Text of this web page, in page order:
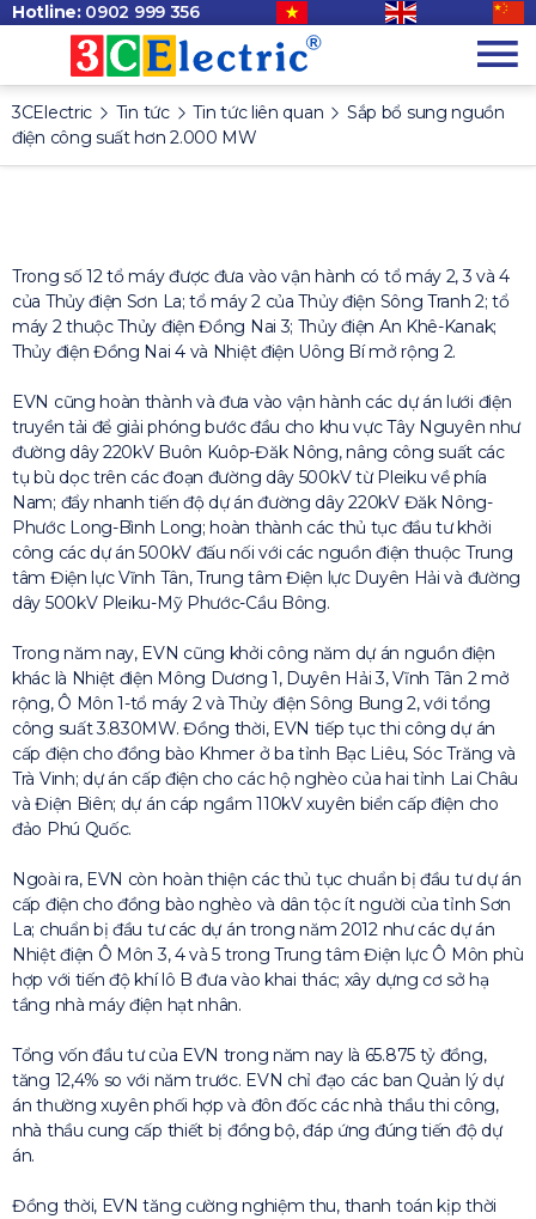
Hotline: 0902 999 356
3CElectric Tin tức Tin tức liên quan
Sắp bổ sung nguồn
điện công suất hơn 2.000 MW
Trong số 12 tổ máy được đưa vào vận hành có tổ máy 2, 3 và 4
của Thủy điện Sơn La; tổ máy 2 của Thủy điện Sông Tranh 2; tổ
máy 2 thuộc Thủy điện Đồng Nai 3; Thủy điện An Khê-Kanak;
Thủy điện Đồng Nai 4 và Nhiệt điện Uông Bí mở rộng 2.
EVN cũng hoàn thành và đưa vào vận hành các dự án lưới điện
truyền tải để giải phóng bước đầu cho khu vực Tây Nguyên như
đường dây 220kV Buôn Kuôp-Đăk Nông, nâng công suất các
tụ bù dọc trên các đoạn đường dây 500kV từ Pleiku về phía
Nam; đẩy nhanh tiến độ dự án đường dây 220kV Đăk Nông-
Phước Long-Bình Long; hoàn thành các thủ tục đầu tư khởi
công các dự án 500kV đấu nối với các nguồn điện thuộc Trung
tâm Điện lực Vĩnh Tân, Trung tâm Điện lực Duyên Hải và đường
dây 500kV Pleiku-Mỹ Phước-Cầu Bông.
Trong năm nay, EVN cũng khởi công năm dự án nguồn điện
khác là Nhiệt điện Mông Dương 1, Duyên Hải 3, Vĩnh Tân 2 mở
rộng, Ô Môn 1-tổ máy 2 và Thủy điện Sông Bung 2, với tổng
công suất 3.830MW. Đồng thời, EVN tiếp tục thi công dự án
cấp điện cho đồng bào Khmer ở ba tỉnh Bạc Liêu, Sóc Trăng và
Trà Vinh; dự án cấp điện cho các hộ nghèo của hai tỉnh Lai Châu
và Điện Biên; dự án cáp ngầm 110kV xuyên biển cấp điện cho
đảo Phú Quốc.
Ngoài ra, EVN còn hoàn thiện các thủ tục chuẩn bị đầu tư dự án
cấp điện cho đồng bào nghèo và dân tộc ít người của tỉnh Sơn
La; chuẩn bị đầu tư các dự án trong năm 2012 như các dự án
Nhiệt điện Ô Môn 3, 4 và 5 trong Trung tâm Điện lực Ô Môn phù
hợp với tiến độ khí lô B đưa vào khai thác; xây dựng cơ sở hạ
tầng nhà máy điện hạt nhân.
Tổng vốn đầu tư của EVN trong năm nay là 65.875 tỷ đồng,
tăng 12,4% so với năm trước. EVN chỉ đạo các ban Quản lý dự
án thường xuyên phối hợp và đôn đốc các nhà thầu thi công,
nhà thầu cung cấp thiết bị đồng bộ, đáp ứng đúng tiến độ dự
án.
Đồng thời, EVN tăng cường nghiệm thu, thanh toán kịp thời